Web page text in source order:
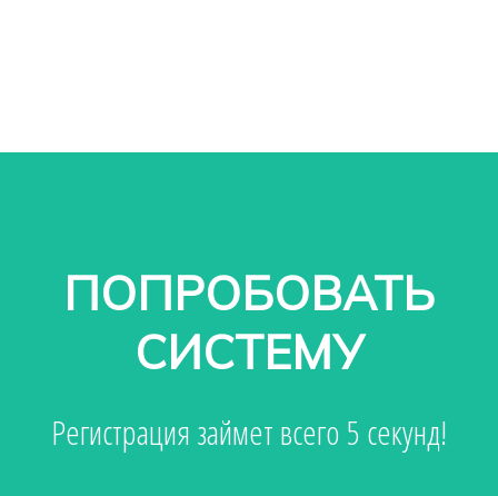
ПОПРОБОВАТЬ
СИСТЕМУ
Регистрация займет всего 5 секунд!